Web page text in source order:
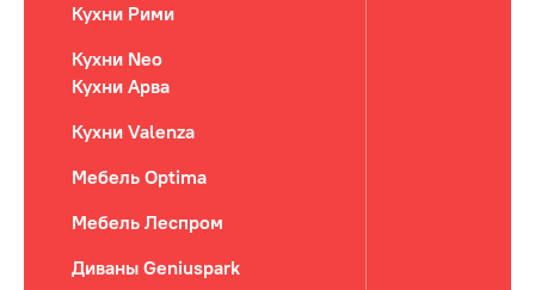
Кухни Рими
Кухни Neo
Кухни Арва
Кухни Valenza
Мебель Optima
Мебель Леспром
Диваны Geniuspark